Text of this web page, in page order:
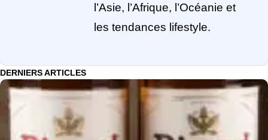
l’Asie, l’Afrique, l’Océanie et
les tendances lifestyle.
DERNIERS ARTICLES